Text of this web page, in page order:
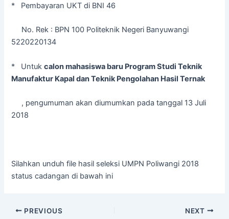
* Pembayaran UKT di BNI 46
No. Rek : BPN 100 Politeknik Negeri Banyuwangi
5220220134
* Untukcalon mahasiswa baru Program Studi Teknik
Manufaktur Kapal dan Teknik Pengolahan Hasil Ternak
, pengumuman akan diumumkan pada tanggal 13 Juli
2018
Silahkan unduh file hasil seleksi UMPN Poliwangi 2018
status cadangan di bawah ini
PREVIOUS NEXT